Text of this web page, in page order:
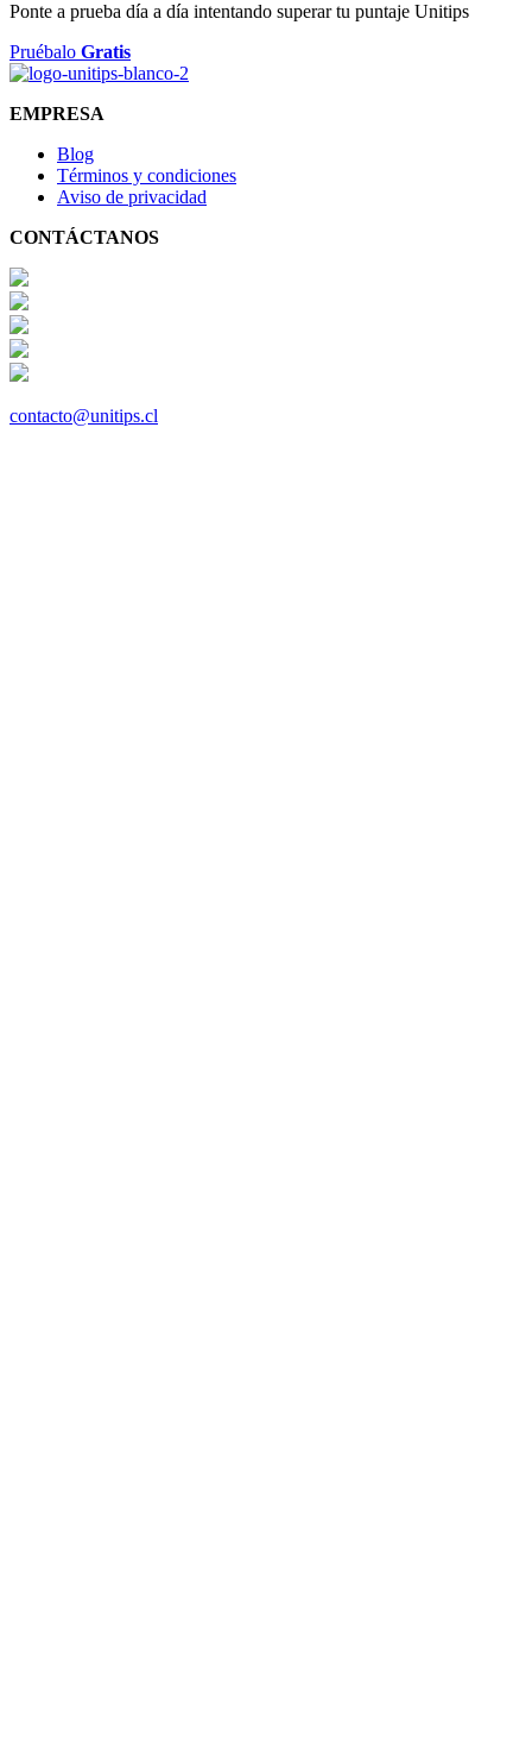
Ponte a prueba día a día intentando superar tu puntaje Unitips
Pruébalo Gratis
EMPRESA
Blog
Términos y condiciones
Aviso de privacidad
CONTÁCTANOS
contacto@unitips.cl